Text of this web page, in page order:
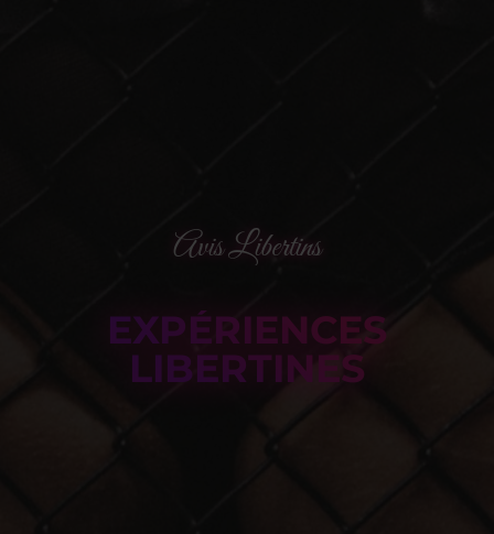
Avis Libertins
EXPÉRIENCES
LIBERTINES